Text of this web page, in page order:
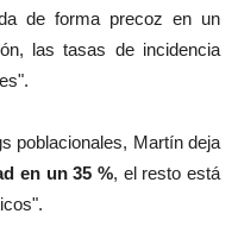
de forma precoz en un
las tasas de incidencia
poblacionales, Martín deja
en un 35 %, el resto está